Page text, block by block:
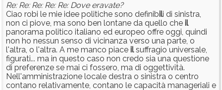
Re: Re: Re: Re: Re: Dove eravate?
Ciao robi le mie idee politiche sono definibili di sinistra,
non ci piove, ma sono ben lontane da quello che il
panorama politico italiano ed europeo offre oggi, quindi
non ho nessun senso di vicinanza verso una parte, o
l'altra, o l'altra. A me manco piace ilsuffragio universale,
figurati... ma in questo caso non credo sia una questione
di preferenze se mai ci fossero, ma di oggettività.
Nell'amministrazione locale destra o sinistra o centro
contano relativamente, contano le capacità manageriali e